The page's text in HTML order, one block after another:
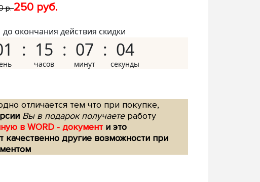
р.250 руб.
до окончания действия скидки
15 07 03
отличается тем что при покупке,
Вы в подарок получаетеработу
в WORD - документ и это
качественно другие возможности при